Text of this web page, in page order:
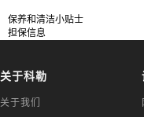
保养和清洁小贴士
担保信息
关于科勒
关于我们